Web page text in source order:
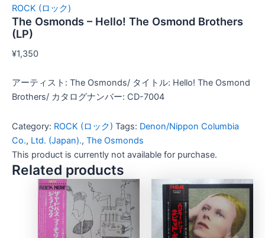
ROCK (ロック)
The Osmonds – Hello! The Osmond Brothers
(LP)
¥1,350
アーティスト: The Osmonds/ タイトル: Hello! The Osmond
Brothers/ カタログナンバー: CD-7004
Category: ROCK (ロック) Tags: Denon/Nippon Columbia
Co., Ltd. (Japan)., The Osmonds
This product is currently not available for purchase.
Related products